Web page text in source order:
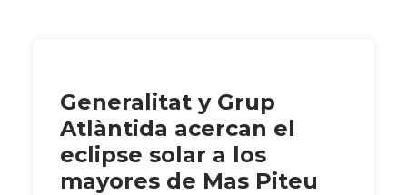
Generalitat y Grup
Atlàntida acercan el
eclipse solar a los
mayores de Mas Piteu